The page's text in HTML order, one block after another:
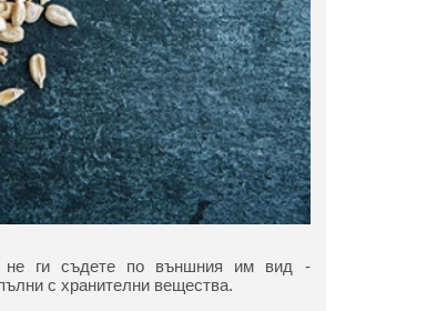
ги съдете по външния им вид -
с хранителни вещества.